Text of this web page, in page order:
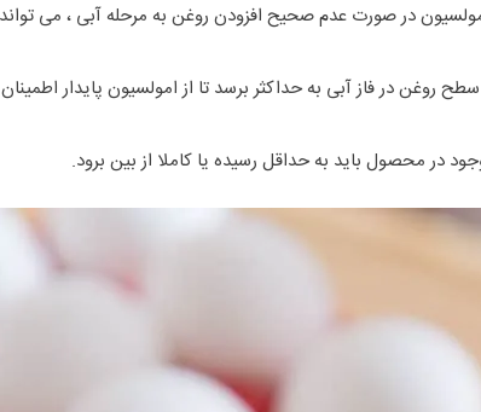
در صورت عدم صحیح افزودن روغن به مرحله آبی ، می
روغن در فاز آبی به حداکثر برسد تا از امولسیون پایدار
در محصول باید به حداقل رسیده یا کاملا از بین برود.